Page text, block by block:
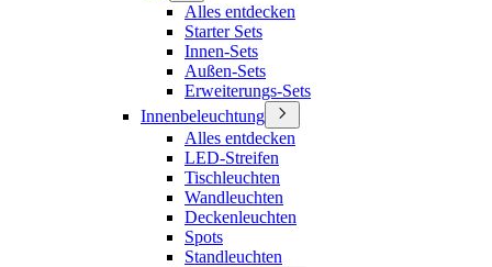
Alles entdecken
Starter Sets
Innen-Sets
Außen-Sets
Erweiterungs-Sets
Innenbeleuchtung
Alles entdecken
LED-Streifen
Tischleuchten
Wandleuchten
Deckenleuchten
Spots
Standleuchten